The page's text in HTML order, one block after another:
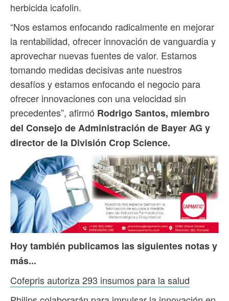
herbicida icafolin.
“Nos estamos enfocando radicalmente en mejorar
la rentabilidad, ofrecer innovación de vanguardia y
aprovechar nuevas fuentes de valor. Estamos
tomando medidas decisivas ante nuestros
desafíos y estamos enfocando el negocio para
ofrecer innovaciones con una velocidad sin
precedentes”, afirmó Rodrigo Santos, miembro
del Consejo de Administración de Bayer AG y
director de la División Crop Science.
Hoy también publicamos las siguientes notas y
más...
Cofepris autoriza 293 insumos para la salud